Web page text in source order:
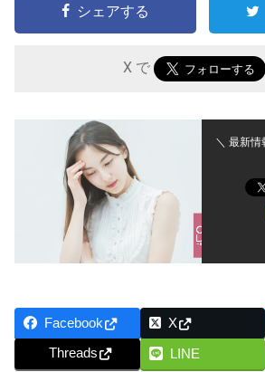
シェアする
X で
＼ 最新情
Facebook X
Threads LINE